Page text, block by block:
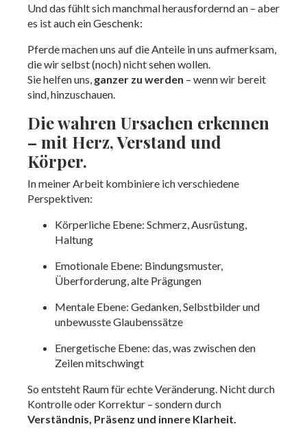
Und das fühlt sich manchmal herausfordernd an – aber
es ist auch ein Geschenk:
Pferde machen uns auf die Anteile in uns aufmerksam,
die wir selbst (noch) nicht sehen wollen.
Sie helfen uns, ganzer zu werden – wenn wir bereit
sind, hinzuschauen.
Die wahren Ursachen erkennen
– mit Herz, Verstand und
Körper.
In meiner Arbeit kombiniere ich verschiedene
Perspektiven:
Körperliche Ebene: Schmerz, Ausrüstung,
Haltung
Emotionale Ebene: Bindungsmuster,
Überforderung, alte Prägungen
Mentale Ebene: Gedanken, Selbstbilder und
unbewusste Glaubenssätze
Energetische Ebene: das, was zwischen den
Zeilen mitschwingt
So entsteht Raum für echte Veränderung. Nicht durch
Kontrolle oder Korrektur – sondern durch
Verständnis, Präsenz und innere Klarheit.